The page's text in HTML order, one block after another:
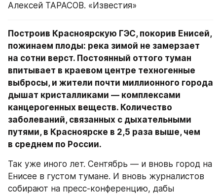
Алексей ТАРАСОВ. «Известия»
Построив Красноярскую ГЭС, покорив Енисей,
пожинаем плоды: река зимой не замерзает
на сотни верст. Постоянный оттого туман
впитывает в краевом центре техногенные
выбросы, и жители почти миллионного города
дышат кристалликами — комплексами
канцерогенных веществ. Количество
заболеваний, связанных с дыхательными
путями, в Красноярске в 2,5 раза выше, чем
в среднем по России.
Так уже иного лет. Сентябрь — и вновь город на
Енисее в густом тумане. И вновь журналистов
собирают на пресс-конференцию, дабы